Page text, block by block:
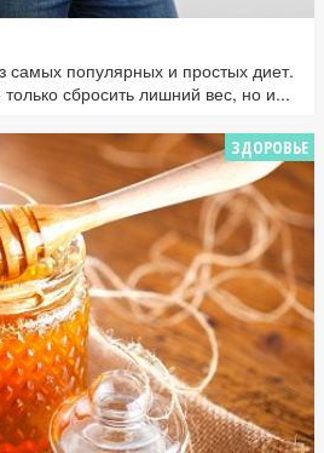
самых популярных и простых диет.
сбросить лишний вес, но и...
ЗДОРОВЬЕ